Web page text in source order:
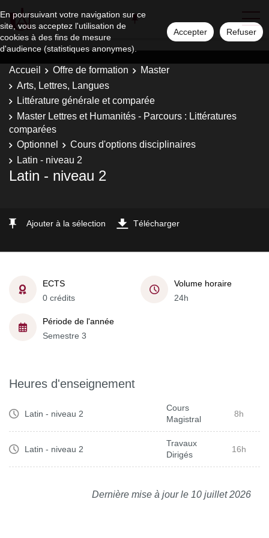
En poursuivant votre navigation sur ce
site, vous acceptez l'utilisation de
cookies à des fins de mesure
d'audience (statistiques anonymes).
Accepter Refuser
Accueil Offre de formation
Master
Arts, Lettres, Langues
Littérature générale et comparée
Master Lettres et Humanités - Parcours : Littératures
comparées
Optionnel
Cours d'options disciplinaires
Latin - niveau 2
Latin - niveau 2
Ajouter à la sélection Télécharger
ECTS
0 crédits
Volume horaire
24h
Période de l'année
Semestre 3
Heures d'enseignement
Latin - niveau 2
Cours
Magistral
8h
Latin - niveau 2
Travaux
Dirigés
16h
Dernière mise à jour le 10 juillet 2026